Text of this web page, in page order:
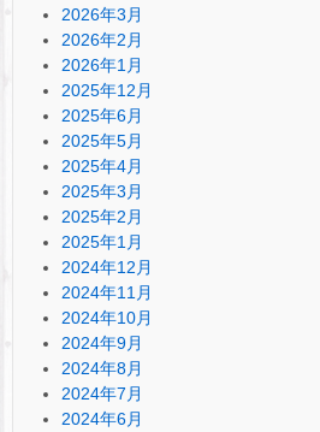
2026年3月
2026年2月
2026年1月
2025年12月
2025年6月
2025年5月
2025年4月
2025年3月
2025年2月
2025年1月
2024年12月
2024年11月
2024年10月
2024年9月
2024年8月
2024年7月
2024年6月